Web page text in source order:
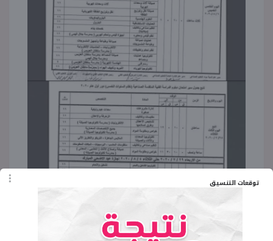
توقعات التنسيق